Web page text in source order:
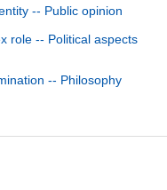
-- Public opinion
role -- Political aspects
-- Philosophy